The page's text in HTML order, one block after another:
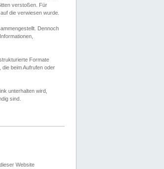
verstoßen. Für
die verwiesen wurde.
Dennoch
Formate
beim Aufrufen oder
unterhalten wird,
sind.
Website